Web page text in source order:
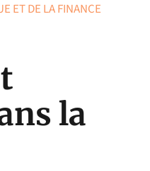
ET DE LA FINANCE
la